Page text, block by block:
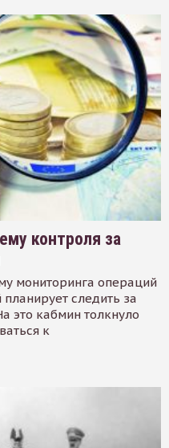
контроля за
мониторинга операций
следить за
это кабмин толкнуло
к